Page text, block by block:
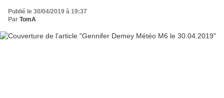
Publié le 30/04/2019 à 19:37
Par TomA